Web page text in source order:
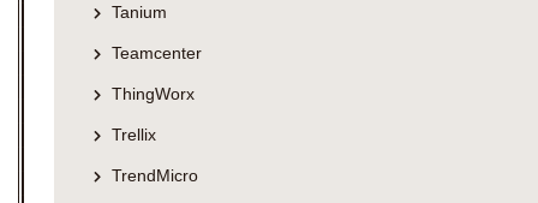
Tanium
Teamcenter
ThingWorx
Trellix
TrendMicro